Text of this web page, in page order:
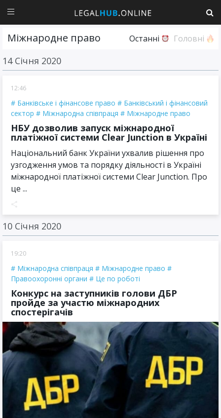
Міжнародне право Останні Головні
14 Січня 2020
12:46
Банківське і фінансове право
Банківський і фінансовий
сектор
Міжнародна співпраця Міжнародне право
НБУ дозволив запуск міжнародної
платіжної системи Clear Junction в Україні
Національний банк України ухвалив рішення про
узгодження умов та порядку діяльності в Україні
міжнародної платіжної системи Clear Junction. Про
це ...
10 Січня 2020
19:20
Міжнародна співпраця
Міжнародне право
Правоохоронні органи
Це по роботі
Конкурс на заступників голови ДБР
пройде за участю міжнародних
спостерігачів